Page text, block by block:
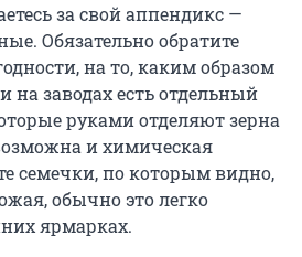
за свой аппендикс —
Обязательно обратите
на то, каким образом
на заводах есть отдельный
руками отделяют зерна
и химическая
семечки, по которым видно,
обычно это легко
ярмарках.